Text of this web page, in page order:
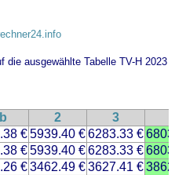
die ausgewählte Tabelle TV-H 2023
2 3
€5939.40 €6283.33 €
€5939.40 €6283.33 €
€3462.49 €3627.41 €